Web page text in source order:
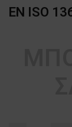
EN ISO